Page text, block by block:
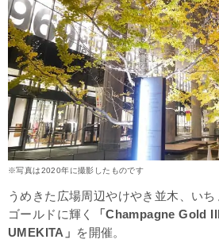
※写真は2020年に撮影したものです
うめきた広場周辺やけやき並木、い
ゴールドに輝く
「Champagne Gold
UMEKITA」
を開催。